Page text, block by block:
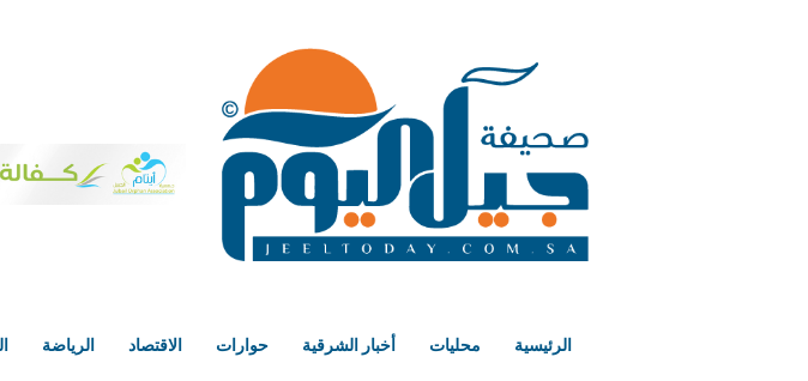
الرئيسية محليات أخبار الشرقية حوارات الاقتصاد الرياضة